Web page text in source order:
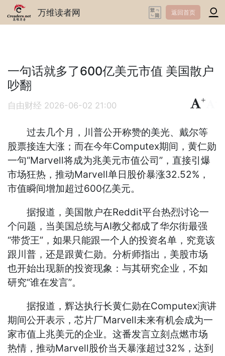
万维读者网 返回首页
一句话就多了600亿美元市值 美国散户
吵翻
自由财经 2026-06-02 21:00
+
过去几个月，川普公开称赞的美光、戴尔等
股票接连大涨；而在今年Computex期间，黄仁勋
一句“Marvell将成为兆美元市值公司”，直接引爆
市场狂热，推动Marvell单日股价暴涨32.52%，
市值瞬间增加超过600亿美元。
据报道，美国散户在Reddit平台热烈讨论一
个问题，当美国总统与AI教父都成了华尔街最强
“带货王”，如果只能跟一个人的投资名单，究竟该
跟川普，还是跟黄仁勋。分析师指出，美股市场
也开始出现新的投资现象：与其研究企业，不如
研究“谁在发言”。
据报道，辉达执行长黄仁勋在Computex演讲
期间公开表示，芯片厂Marvell未来有机会成为一
家市值上兆美元的企业。这番发言立刻点燃市场
热情，推动Marvell股价当天暴涨超过32%，达到